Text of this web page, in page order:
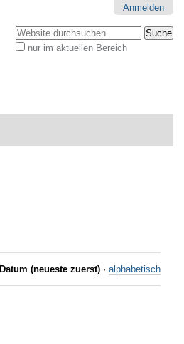
Anmelden
Website durchsuchen
nur im aktuellen Bereich
Datum (neueste zuerst) · alphabetisch